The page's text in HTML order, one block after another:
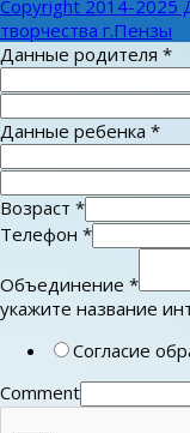
Copyright 2014-2025
творчества г.Пензы
Данные родителя *
Данные ребенка *
Возраст *
Телефон *
Объединение *
укажите название
Согласие
Comment